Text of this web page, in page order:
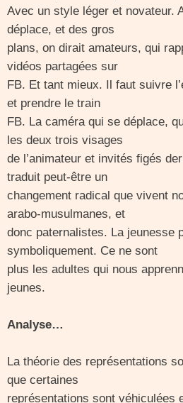
Avec un style léger et novateur.
déplace, et des gros
plans, on dirait amateurs, qui
vidéos partagées sur
FB. Et tant mieux. Il faut suivre
et prendre le train
FB. La caméra qui se déplace,
les deux trois visages
de l’animateur et invités figés
traduit peut-être un
changement radical que vivent
arabo-musulmanes, et
donc paternalistes. La jeunesse
symboliquement. Ce ne sont
plus les adultes qui nous
jeunes.
Analyse…
La théorie des représentations
que certaines
représentations sont véhiculées